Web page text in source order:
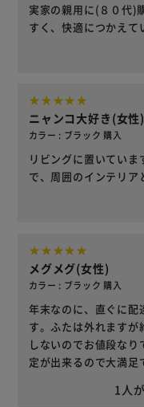
実家の親用に(８０代)
すく、快適につかえて
ニャンコ大好き(女性)
カラー : ブラック 購入
リビングに置いてい
で、周囲のインテリア
メグメグ(女性)
カラー : ブラック 購入
年末なのに、直ぐに配
す。ふたは外れます
しないのでお値段な
定が出来るので大満足
1 人